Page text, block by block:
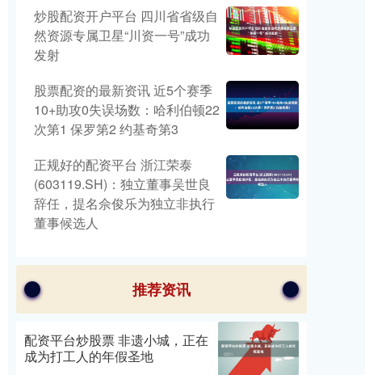
炒股配资开户平台 四川省省级自
然资源专属卫星“川资一号”成功
发射
股票配资的最新资讯 近5个赛季
10+助攻0失误场数：哈利伯顿22
次第1 保罗第2 约基奇第3
正规好的配资平台 浙江荣泰
(603119.SH)：独立董事吴世良
辞任，提名佘俊乐为独立非执行
董事候选人
推荐资讯
配资平台炒股票 非遗小城，正在
成为打工人的年假圣地